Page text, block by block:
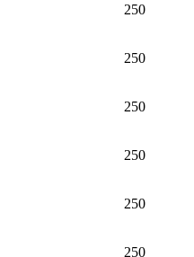
250
250
250
250
250
250